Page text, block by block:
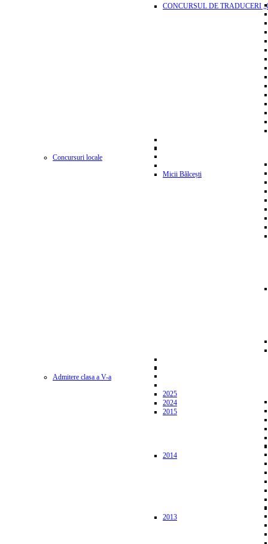
CONCURSUL DE TRADUCERI
Concursuri locale
Micii Bălcești
Admitere clasa a V-a
2025
2024
2015
2014
2013